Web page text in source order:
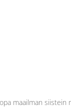
maailman siistein